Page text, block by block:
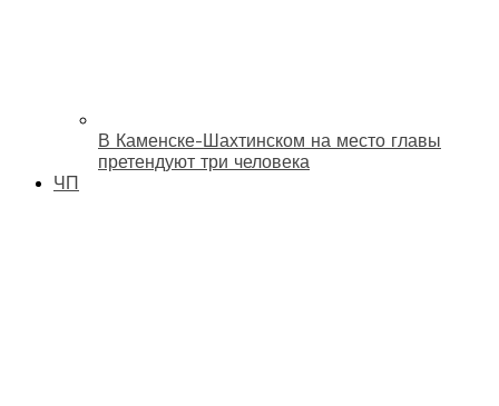
В Каменске-Шахтинском на место главы
претендуют три человека
ЧП